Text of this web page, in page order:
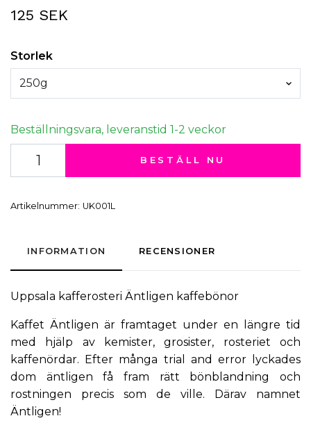
125 SEK
Storlek
250g
Beställningsvara, leveranstid 1-2 veckor
BESTÄLL NU
Artikelnummer: UK001L
INFORMATION RECENSIONER
Uppsala kafferosteri Äntligen kaffebönor
Kaffet Äntligen är framtaget under en längre tid
med hjälp av kemister, grosister, rosteriet och
kaffenördar. Efter många trial and error lyckades
dom äntligen få fram rätt bönblandning och
rostningen precis som de ville. Därav namnet
Äntligen!